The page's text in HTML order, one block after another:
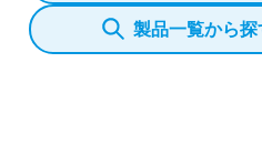
製品一覧から探